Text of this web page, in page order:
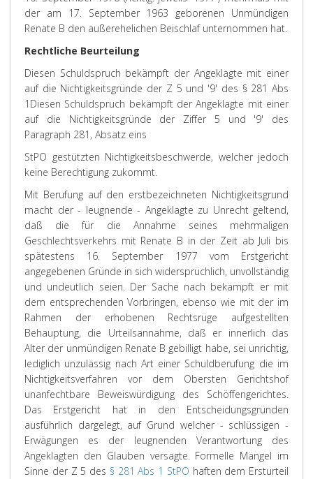
der am 17. September 1963 geborenen Unmündigen
Renate B den außerehelichen Beischlaf unternommen hat.
Rechtliche Beurteilung
Diesen Schuldspruch bekämpft der Angeklagte mit einer
auf die Nichtigkeitsgründe der Z 5 und '9' des § 281 Abs
1 Diesen Schuldspruch bekämpft der Angeklagte mit einer
auf die Nichtigkeitsgründe der Ziffer 5 und '9' des
Paragraph 281, Absatz eins
StPO gestützten Nichtigkeitsbeschwerde, welcher jedoch
keine Berechtigung zukommt.
Mit Berufung auf den erstbezeichneten Nichtigkeitsgrund
macht der - leugnende - Angeklagte zu Unrecht geltend,
daß die für die Annahme seines mehrmaligen
Geschlechtsverkehrs mit Renate B in der Zeit ab Juli bis
spätestens 16. September 1977 vom Erstgericht
angegebenen Gründe in sich widersprüchlich, unvollständig
und undeutlich seien. Der Sache nach bekämpft er mit
dem entsprechenden Vorbringen, ebenso wie mit der im
Rahmen der erhobenen Rechtsrüge aufgestellten
Behauptung, die Urteilsannahme, daß er innerlich das
Alter der unmündigen Renate B gebilligt habe, sei unrichtig,
lediglich unzulässig nach Art einer Schuldberufung die im
Nichtigkeitsverfahren vor dem Obersten Gerichtshof
unanfechtbare Beweiswürdigung des Schöffengerichtes.
Das Erstgericht hat in den Entscheidungsgründen
ausführlich dargelegt, auf Grund welcher - schlüssigen -
Erwägungen es der leugnenden Verantwortung des
Angeklagten den Glauben versagte. Formelle Mängel im
Sinne der Z 5 des § 281 Abs 1 StPO haften dem Ersturteil